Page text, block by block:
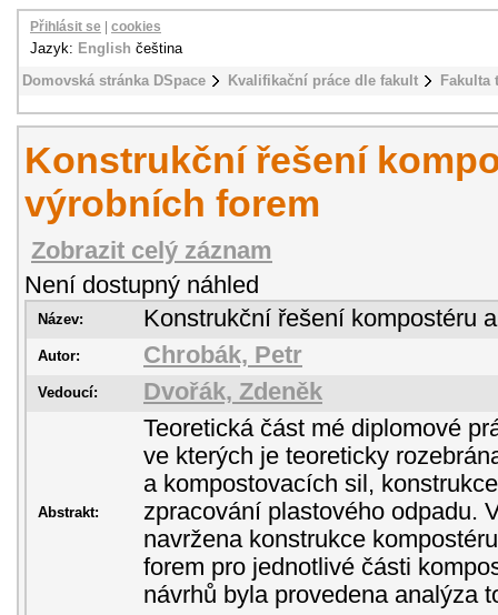
Domovská stránka DSpace Kvalifikační práce dle fakult Fakulta
Přihlásit se cookies
Jazyk: English čeština
Konstrukční řešení
výrobních forem
Zobrazit celý záznam
Není dostupný náhled
Název: Konstrukční řešení kompostéru
Autor: Chrobák, Petr
Vedoucí: Dvořák, Zdeněk
Abstrakt:
Teoretická část mé diplomové
ve kterých je teoreticky
a kompostovacích sil,
zpracování plastového odpadu.
navržena konstrukce
forem pro jednotlivé části
návrhů byla provedena analýza